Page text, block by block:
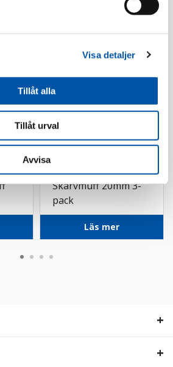
Visa detaljer
Tillåt alla
Tillåt urval
Avvisa
Skarvmuffar
PM-flex
Skarvmuff 20mm 3-
pack
Läs mer